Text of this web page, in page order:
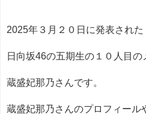
2025年３月２０日に発表された
日向坂46の五期生の１０人目の
蔵盛妃那乃さんです。
蔵盛妃那乃さんのプロフィール